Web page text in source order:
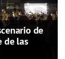
de
de las